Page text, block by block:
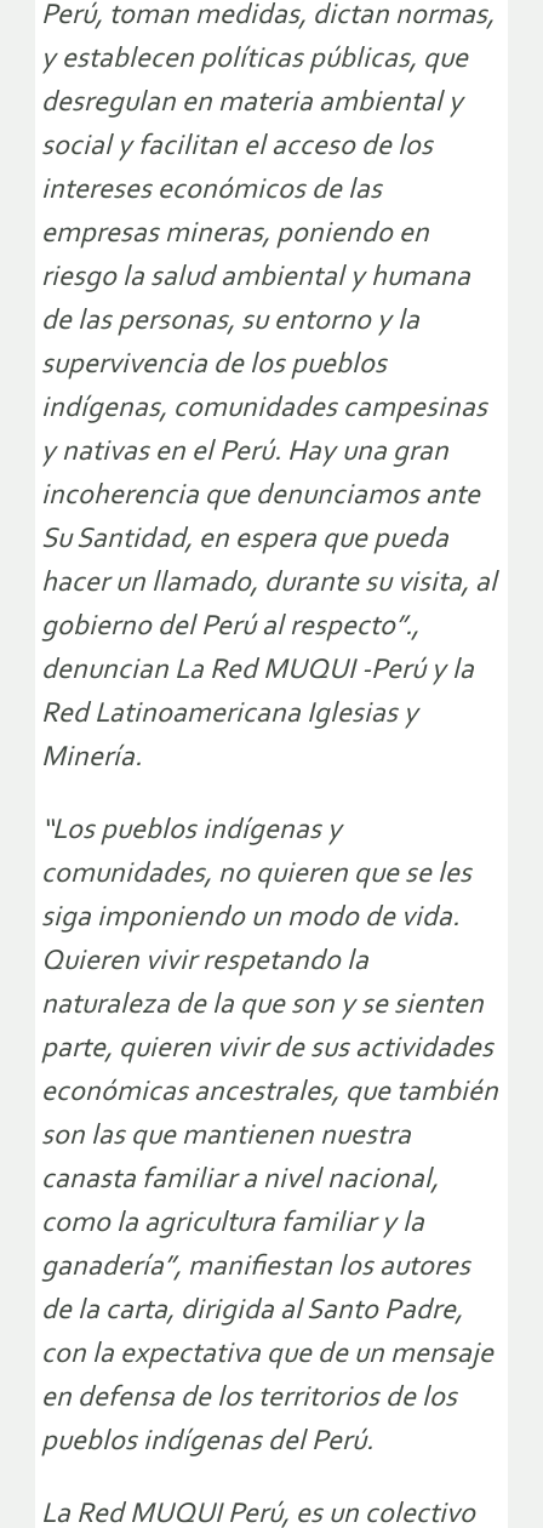
Perú, toman medidas, dictan normas,
y establecen políticas públicas, que
desregulan en materia ambiental y
social y facilitan el acceso de los
intereses económicos de las
empresas mineras, poniendo en
riesgo la salud ambiental y humana
de las personas, su entorno y la
supervivencia de los pueblos
indígenas, comunidades campesinas
y nativas en el Perú. Hay una gran
incoherencia que denunciamos ante
Su Santidad, en espera que pueda
hacer un llamado, durante su visita, al
gobierno del Perú al respecto”.,
denuncian La Red MUQUI -Perú y la
Red Latinoamericana Iglesias y
Minería.
“Los pueblos indígenas y
comunidades, no quieren que se les
siga imponiendo un modo de vida.
Quieren vivir respetando la
naturaleza de la que son y se sienten
parte, quieren vivir de sus actividades
económicas ancestrales, que también
son las que mantienen nuestra
canasta familiar a nivel nacional,
como la agricultura familiar y la
ganadería”, manifiestan los autores
de la carta, dirigida al Santo Padre,
con la expectativa que de un mensaje
en defensa de los territorios de los
pueblos indígenas del Perú.
La Red MUQUI Perú, es un colectivo